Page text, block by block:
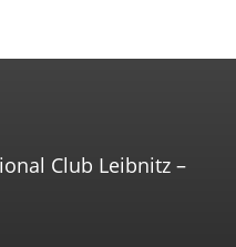
Club Leibnitz –